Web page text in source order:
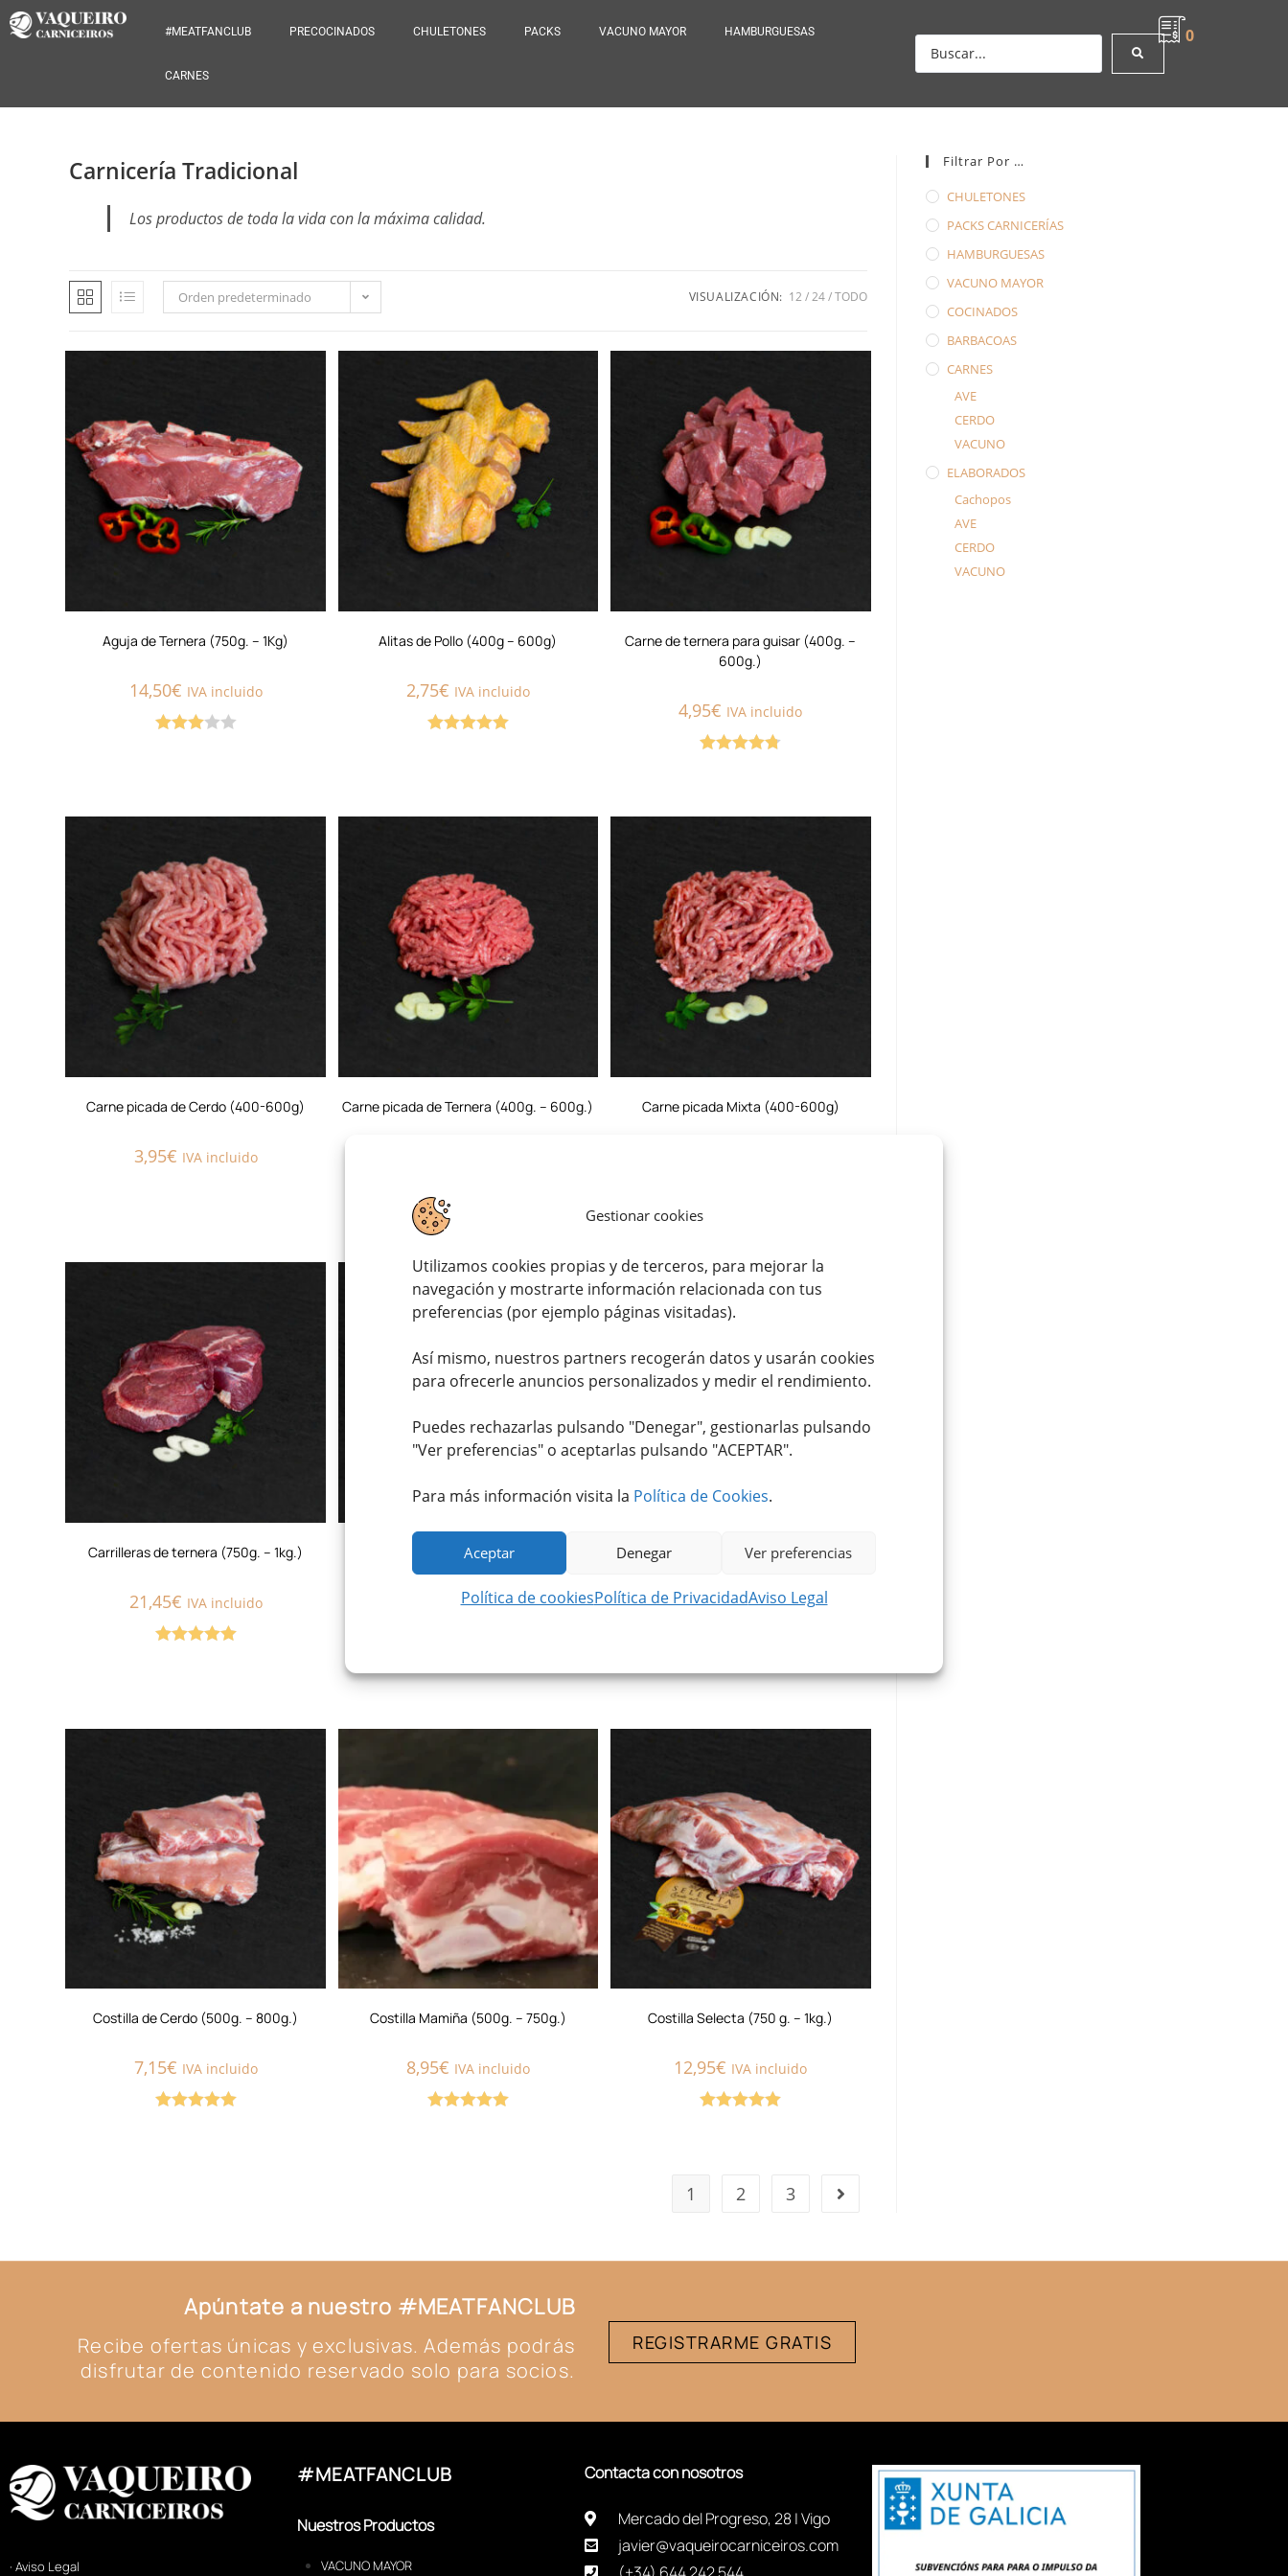
Gestionar cookies
Utilizamos cookies propias y de terceros, para mejorar la
navegación y mostrarte información relacionada con tus
preferencias (por ejemplo páginas visitadas).
Así mismo, nuestros partners recogerán datos y usarán cookies
para ofrecerle anuncios personalizados y medir el rendimiento.
Puedes rechazarlas pulsando "Denegar", gestionarlas pulsando
"Ver preferencias" o aceptarlas pulsando "ACEPTAR".
Para más información visita la Política de Cookies.
Aceptar Denegar Ver preferencias
Política de cookiesPolítica de PrivacidadAviso Legal
#MEATFANCLUB PRECOCINADOS CHULETONES PACKS VACUNO MAYOR HAMBURGUESAS
CARNES
0
Carnicería Tradicional
Los productos de toda la vida con la máxima calidad.
Orden predeterminado VISUALIZACIÓN: 12 24 TODO
Aguja de Ternera (750g. – 1Kg)
14,50€ IVA incluido
5
Alitas de Pollo (400g – 600g)
2,75€ IVA incluido
Carne de ternera para guisar (400g. –
600g.)
4,95€ IVA incluido
Carne picada de Cerdo (400-600g)
3,95€ IVA incluido
Carne picada de Ternera (400g. – 600g.)
Valorado con
5.00
Carne picada Mixta (400-600g)
Valorado con
Carrilleras de ternera (750g. – 1kg.)
21,45€ IVA incluido
Chuleta de Ternera Suprema (350g. –
450g.)
Valorado con
Churrasco de Ternera Suprema (700g. –
Valorado
Costilla de Cerdo (500g. – 800g.)
7,15€ IVA incluido
Costilla Mamiña (500g. – 750g.)
8,95€ IVA incluido
Costilla Selecta (750 g. – 1kg.)
12,95€ IVA incluido
1 2 3
Filtrar Por …
CHULETONES
PACKS CARNICERÍAS
HAMBURGUESAS
VACUNO MAYOR
COCINADOS
BARBACOAS
CARNES
AVE
CERDO
VACUNO
ELABORADOS
Cachopos
AVE
CERDO
VACUNO
Apúntate a nuestro #MEATFANCLUB
Recibe ofertas únicas y exclusivas. Además podrás
disfrutar de contenido reservado solo para socios.
REGISTRARME GRATIS
· Aviso Legal
#MEATFANCLUB
Nuestros Productos
VACUNO MAYOR
Contacta con nosotros
Mercado del Progreso, 28 | Vigo
javier@vaqueirocarniceiros.com